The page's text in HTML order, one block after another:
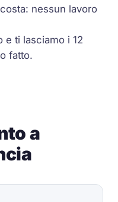
nessun lavoro
e ti lasciamo i 12
fatto.
a